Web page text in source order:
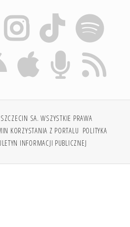
SA. WSZYSTKIE PRAWA
KORZYSTANIA Z PORTALU POLITYKA
INFORMACJI PUBLICZNEJ